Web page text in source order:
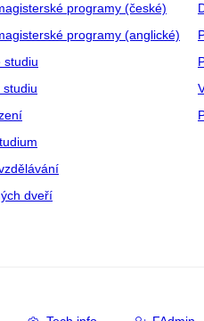
programy (české)
programy (anglické)
studiu
studiu
dveří